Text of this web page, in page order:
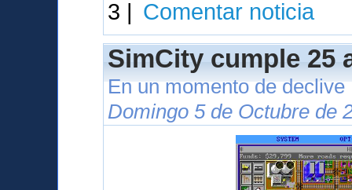
3 | Comentar noticia
SimCity cumple 25
En un momento de declive
Domingo 5 de Octubre de